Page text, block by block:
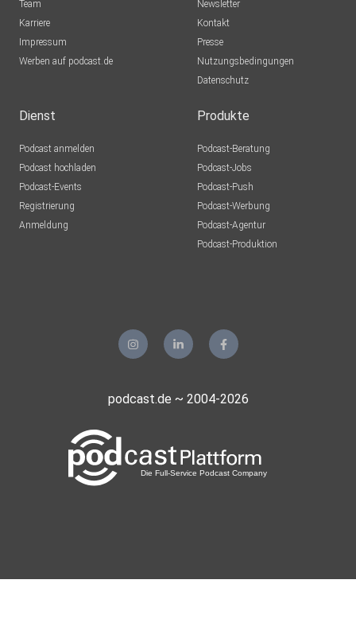
Team
Karriere
Impressum
Werben auf podcast.de
Newsletter
Kontakt
Presse
Nutzungsbedingungen
Datenschutz
Dienst
Podcast anmelden
Podcast hochladen
Podcast-Events
Registrierung
Anmeldung
Produkte
Podcast-Beratung
Podcast-Jobs
Podcast-Push
Podcast-Werbung
Podcast-Agentur
Podcast-Produktion
podcast.de ~ 2004-2026